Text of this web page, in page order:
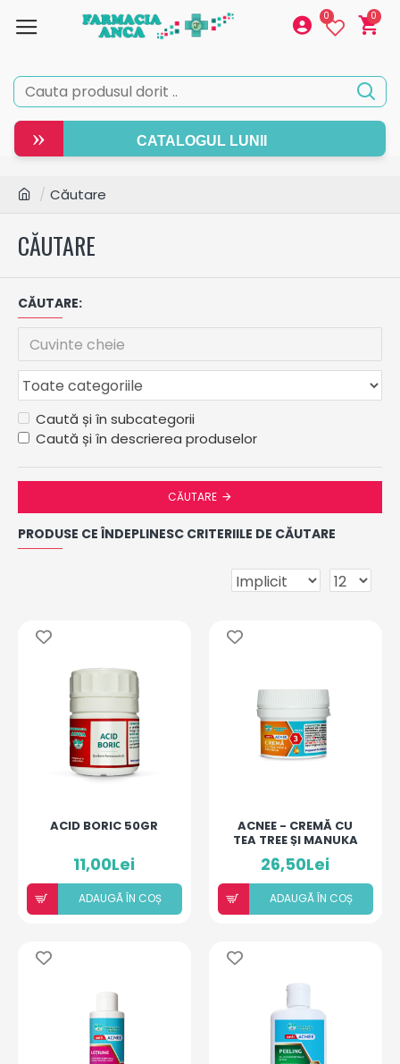
0 0
» CATALOGUL LUNII
Căutare
CĂUTARE
CĂUTARE:
Caută și în subcategorii
Caută și în descrierea produselor
CĂUTARE
PRODUSE CE ÎNDEPLINESC CRITERIILE DE CĂUTARE
ACID BORIC 50GR
11,00Lei
ADAUGÃ ÎN COȘ
ACNEE - CREMĂ CU
TEA TREE ȘI MANUKA
26,50Lei
ADAUGÃ ÎN COȘ